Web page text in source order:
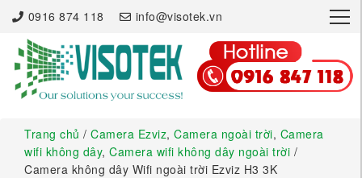
0916 874 118 info@visotek.vn ×
Trang chủ / Camera Ezviz, Camera ngoài trời, Camera
wifi không dây, Camera wifi không dây ngoài trời /
Camera không dây Wifi ngoài trời Ezviz H3 3K